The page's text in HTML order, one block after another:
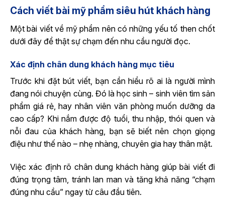
Cách viết bài mỹ phẩm siêu hút khách hàng
Một bài viết về mỹ phẩm nên có những yếu tố then chốt
dưới đây để thật sự chạm đến nhu cầu người đọc.
Xác định chân dung khách hàng mục tiêu
Trước khi đặt bút viết, bạn cần hiểu rõ ai là người mình
đang nói chuyện cùng. Đó là học sinh – sinh viên tìm sản
phẩm giá rẻ, hay nhân viên văn phòng muốn dưỡng da
cao cấp? Khi nắm được độ tuổi, thu nhập, thói quen và
nỗi đau của khách hàng, bạn sẽ biết nên chọn giọng
điệu như thế nào – nhẹ nhàng, chuyên gia hay thân mật.
Việc xác định rõ chân dung khách hàng giúp bài viết đi
đúng trọng tâm, tránh lan man và tăng khả năng “chạm
đúng nhu cầu” ngay từ câu đầu tiên.